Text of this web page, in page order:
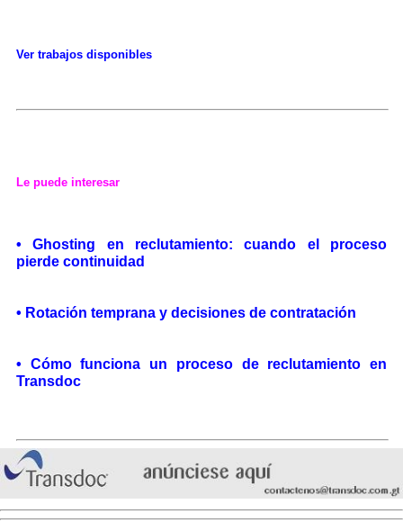
Ver trabajos disponibles
Le puede interesar
•Ghosting en reclutamiento: cuando el proceso
pierde continuidad
• Rotación temprana y decisiones de contratación
• Cómo funciona un proceso de reclutamiento en
Transdoc